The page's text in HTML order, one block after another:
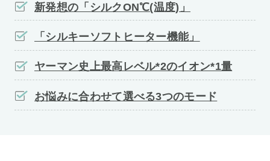
新発想の「シルクON℃(温度)」
「シルキーソフトヒーター機能」
ヤーマン史上最高レベル*2のイオン*1量
お悩みに合わせて選べる3つのモード